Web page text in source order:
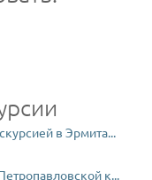
в Эрмита...
к...